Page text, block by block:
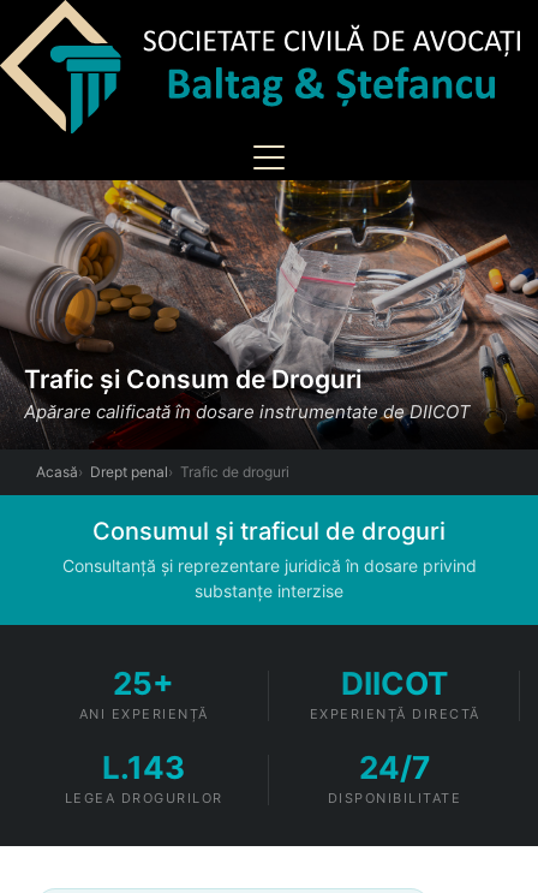
Trafic și Consum de Droguri
Apărare calificată în dosare instrumentate de DIICOT
Acasă Drept penal Trafic de droguri
Consumul și traficul de droguri
Consultanță și reprezentare juridică în dosare privind
substanțe interzise
25+
ANI EXPERIENȚĂ
DIICOT
EXPERIENȚĂ DIRECTĂ
L.143
LEGEA DROGURILOR
24/7
DISPONIBILITATE